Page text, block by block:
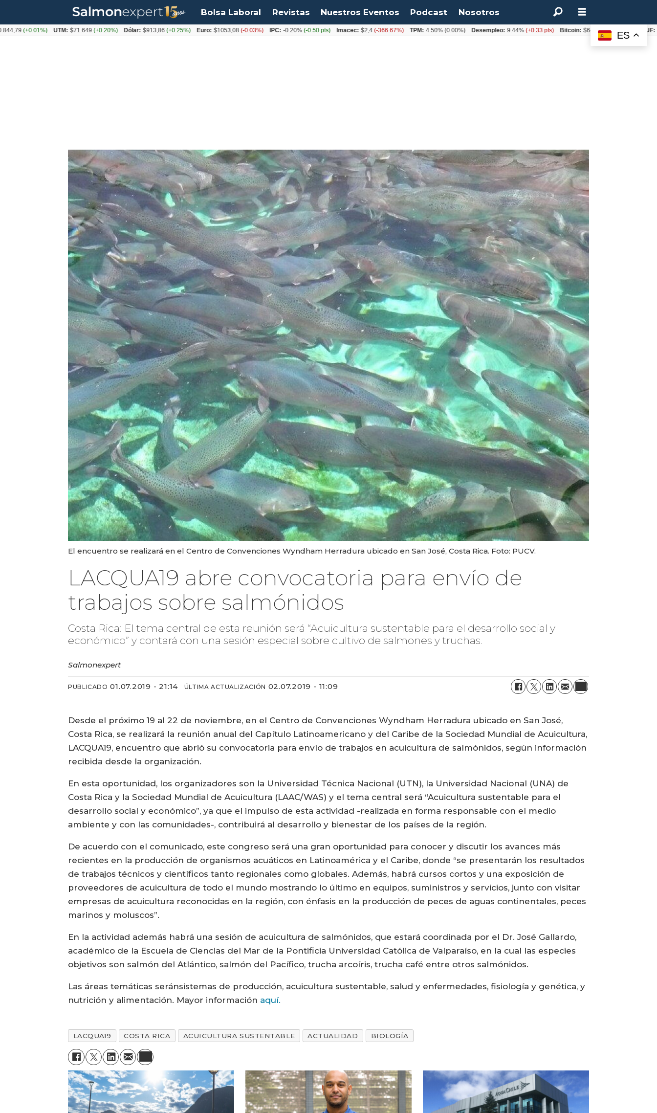
Bolsa Laboral Revistas Nuestros Eventos Podcast Nosotros
El encuentro se realizará en el Centro de Convenciones Wyndham Herradura ubicado en San José, Costa Rica. Foto: PUCV.
LACQUA19 abre convocatoria para envío de
trabajos sobre salmónidos
Costa Rica: El tema central de esta reunión será “Acuicultura sustentable para el desarrollo social y
económico” y contará con una sesión especial sobre cultivo de salmones y truchas.
Salmonexpert
PUBLICADO 01.07.2019 - 21:14 ÚLTIMA ACTUALIZACIÓN 02.07.2019 - 11:09
Desde el próximo 19 al 22 de noviembre, en el Centro de Convenciones Wyndham Herradura ubicado en San José,
Costa Rica, se realizará la reunión anual del Capítulo Latinoamericano y del Caribe de la Sociedad Mundial de Acuicultura,
LACQUA19, encuentro que abrió su convocatoria para envío de trabajos en acuicultura de salmónidos, según información
recibida desde la organización.
En esta oportunidad, los organizadores son la Universidad Técnica Nacional (UTN), la Universidad Nacional (UNA) de
Costa Rica y la Sociedad Mundial de Acuicultura (LAAC/WAS) y el tema central será “Acuicultura sustentable para el
desarrollo social y económico”, ya que el impulso de esta actividad -realizada en forma responsable con el medio
ambiente y con las comunidades-, contribuirá al desarrollo y bienestar de los países de la región.
De acuerdo con el comunicado, este congreso será una gran oportunidad para conocer y discutir los avances más
recientes en la producción de organismos acuáticos en Latinoamérica y el Caribe, donde “se presentarán los resultados
de trabajos técnicos y científicos tanto regionales como globales. Además, habrá cursos cortos y una exposición de
proveedores de acuicultura de todo el mundo mostrando lo último en equipos, suministros y servicios, junto con visitar
empresas de acuicultura reconocidas en la región, con énfasis en la producción de peces de aguas continentales, peces
marinos y moluscos”.
En la actividad además habrá una sesión de acuicultura de salmónidos, que estará coordinada por el Dr. José Gallardo,
académico de la Escuela de Ciencias del Mar de la Pontificia Universidad Católica de Valparaíso, en la cual las especies
objetivos son salmón del Atlántico, salmón del Pacífico, trucha arcoíris, trucha café entre otros salmónidos.
Las áreas temáticas seránsistemas de producción, acuicultura sustentable, salud y enfermedades, fisiología y genética, y
nutrición y alimentación. Mayor información aquí.
LACQUA19 COSTA RICA ACUICULTURA SUSTENTABLE ACTUALIDAD BIOLOGÍA
ES
(+0.01%) UTM: $71.649(+0.20%) Dólar: $913,86(+0.25%) Euro: $1053,08(-0.03%) IPC: -0.20% (-0.50 pts) Imacec: $2,4(-366.67%) TPM: 4.50%(0.00%) Desempleo: 9.44%(+0.33 pts) Bitcoin: $64.600,08 (+2.93%)